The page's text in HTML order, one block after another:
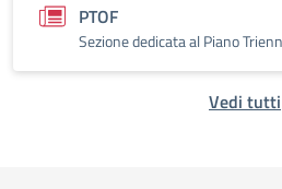
PTOF
Sezione dedicata al Piano
Vedi tutti